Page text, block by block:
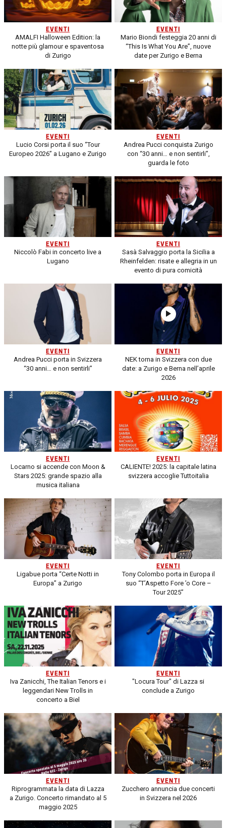
EVENTI
AMALFI Halloween Edition: la
notte più glamour e spaventosa
di Zurigo
EVENTI
Mario Biondi festeggia 20 anni di
“This Is What You Are”, nuove
date per Zurigo e Berna
EVENTI
Lucio Corsi porta il suo “Tour
Europeo 2026” a Lugano e Zurigo
EVENTI
Andrea Pucci conquista Zurigo
con “30 anni… e non sentirli”,
guarda le foto
EVENTI
Niccolò Fabi in concerto live a
Lugano
EVENTI
Sasà Salvaggio porta la Sicilia a
Rheinfelden: risate e allegria in un
evento di pura comicità
EVENTI
Andrea Pucci porta in Svizzera
“30 anni… e non sentirli”
EVENTI
NEK torna in Svizzera con due
date: a Zurigo e Berna nell’aprile
2026
EVENTI
Locarno si accende con Moon &
Stars 2025: grande spazio alla
musica italiana
EVENTI
CALIENTE! 2025: la capitale latina
svizzera accoglie Tuttoitalia
EVENTI
Ligabue porta “Certe Notti in
Europa” a Zurigo
EVENTI
Tony Colombo porta in Europa il
suo “T’Aspetto Fore ’o Core –
Tour 2025”
EVENTI
Iva Zanicchi, The Italian Tenors e i
leggendari New Trolls in
concerto a Biel
EVENTI
"Locura Tour" di Lazza si
conclude a Zurigo
EVENTI
Riprogrammata la data di Lazza
a Zurigo. Concerto rimandato al 5
maggio 2025
EVENTI
Zucchero annuncia due concerti
in Svizzera nel 2026